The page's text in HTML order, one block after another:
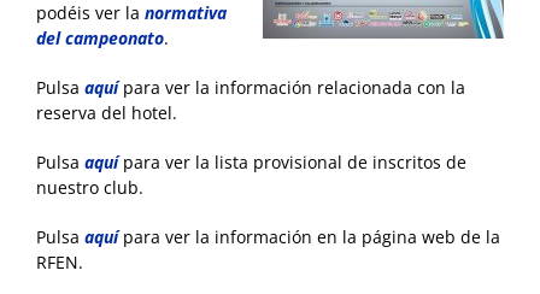
podéis ver la normativa
del campeonato.
Pulsa aquípara ver la información relacionada con la
reserva del hotel.
Pulsa aquípara ver la lista provisional de inscritos de
nuestro club.
Pulsa aquípara ver la información en la página web de la
RFEN.